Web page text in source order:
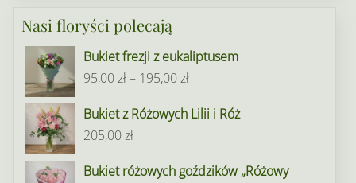
Nasi floryści polecają
Bukiet frezji z eukaliptusem
95,00zł– 195,00złZakres
od
do
Bukiet z Różowych Lilii i Róż
205,00zł
Bukiet różowych goździków „Różowy